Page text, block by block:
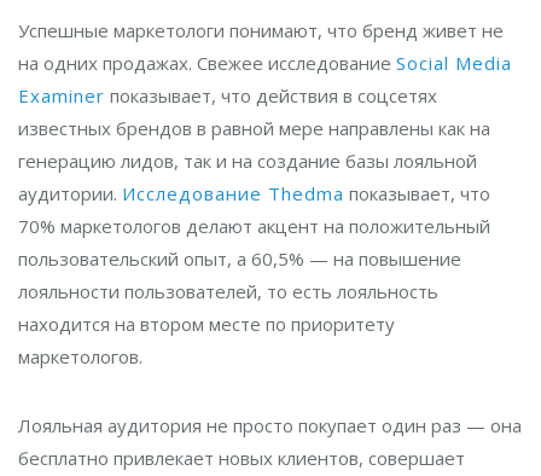
Успешные маркетологи понимают, что бренд живет не
на одних продажах. Свежее исследование Social Media
Examiner показывает, что действия в соцсетях
известных брендов в равной мере направлены как на
генерацию лидов, так и на создание базы лояльной
аудитории. Исследование Thedma показывает, что
70% маркетологов делают акцент на положительный
пользовательский опыт, а 60,5% — на повышение
лояльности пользователей, то есть лояльность
находится на втором месте по приоритету
маркетологов.
Лояльная аудитория не просто покупает один раз — она
бесплатно привлекает новых клиентов, совершает